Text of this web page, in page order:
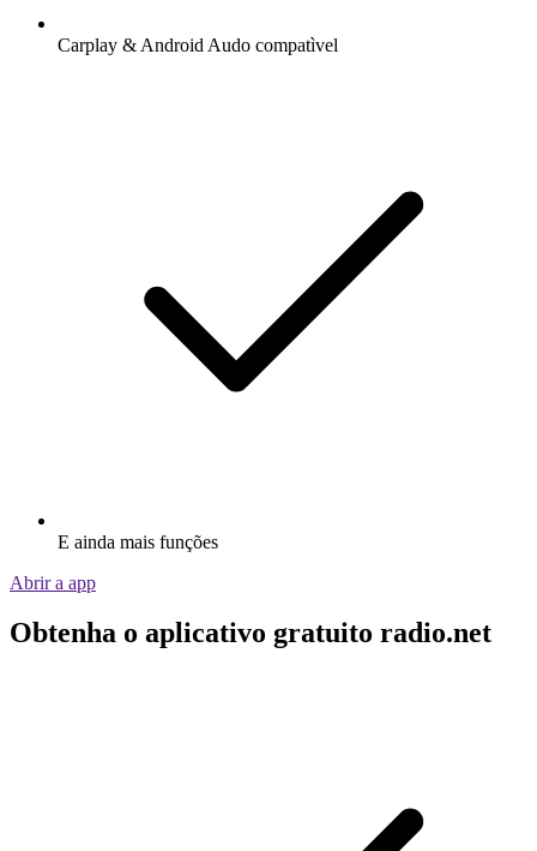
Carplay & Android Audo compatìvel
E ainda mais funções
Abrir a app
Obtenha o aplicativo gratuito radio.net